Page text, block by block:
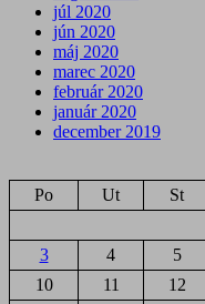
júl 2020
jún 2020
máj 2020
marec 2020
február 2020
január 2020
december 2019
Po
Ut St
3
4 5
10
11 12